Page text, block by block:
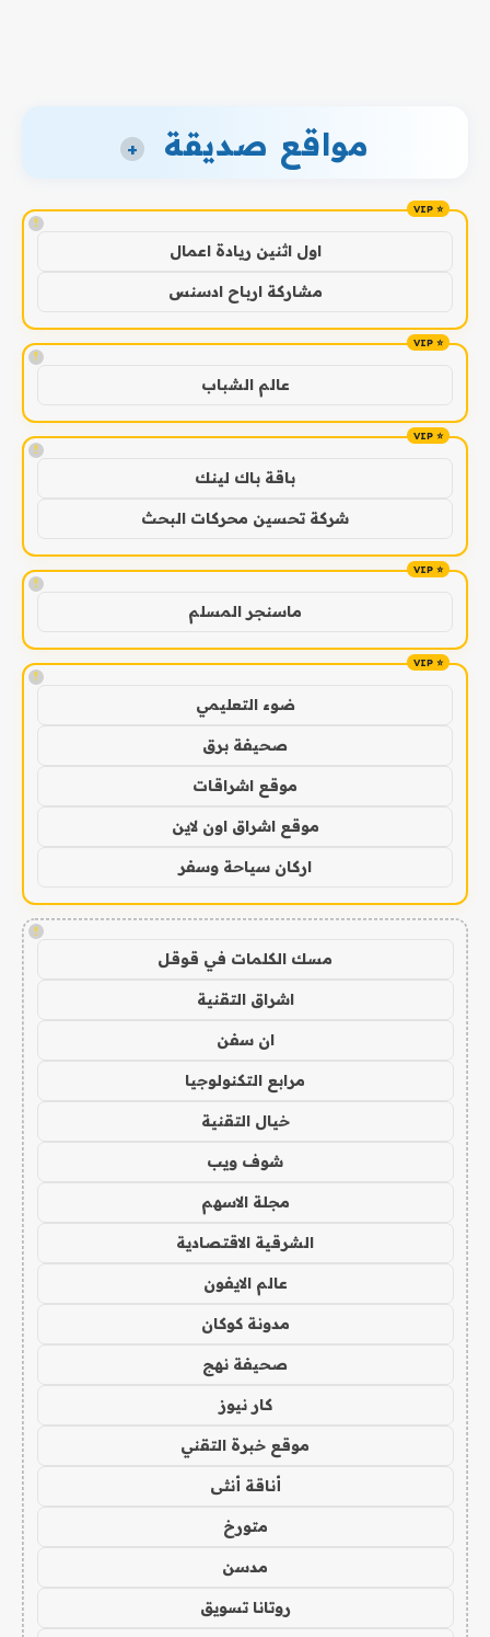
مواقع صديقة +
!
اول اثنين ريادة اعمال
مشاركة ارباح ادسنس
!
عالم الشباب
!
باقة باك لينك
شركة تحسين محركات البحث
!
ماسنجر المسلم
!
ضوء التعليمي
صحيفة برق
موقع اشراقات
موقع اشراق اون لاين
اركان سياحة وسفر
!
مسك الكلمات في قوقل
اشراق التقنية
ان سفن
مرابع التكنولوجيا
خيال التقنية
شوف ويب
مجلة الاسهم
الشرقية الاقتصادية
عالم الايفون
مدونة كوكان
صحيفة نهج
كار نيوز
موقع خبرة التقني
أناقة أنثى
متورخ
مدسن
روتانا تسويق